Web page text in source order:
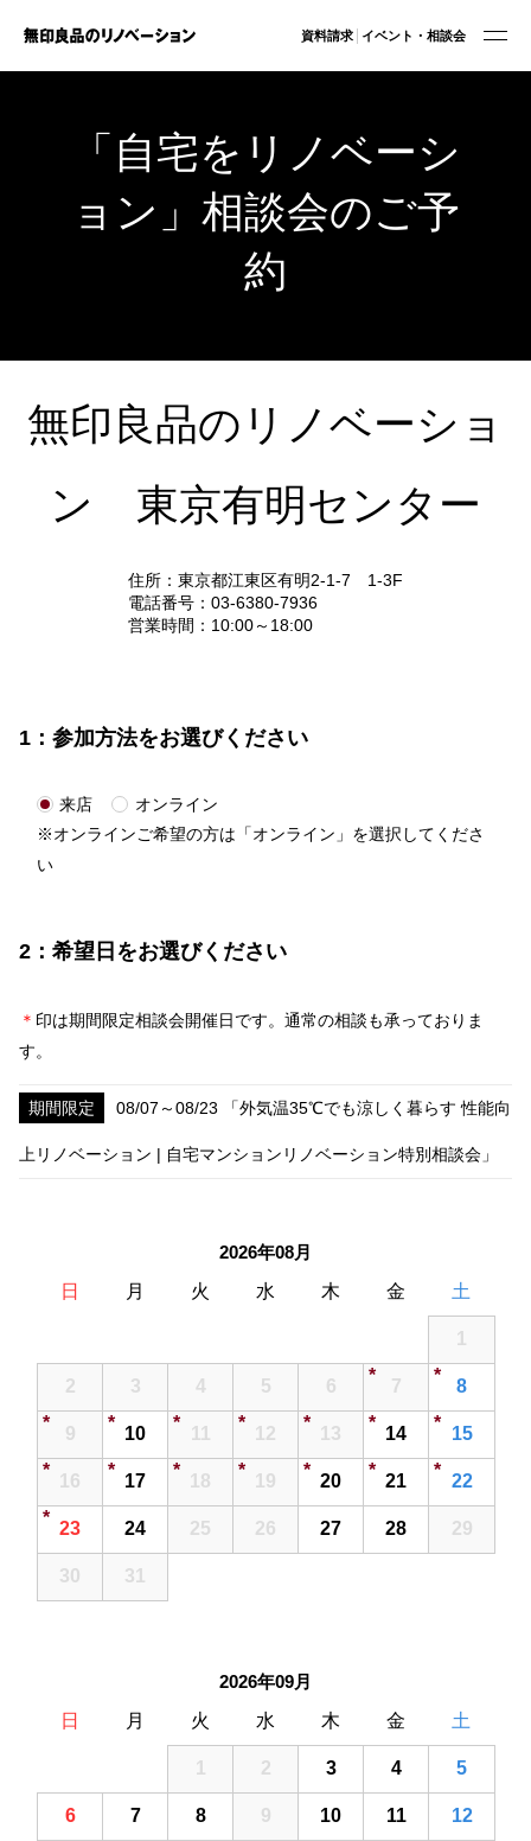
資料請求 イベント・相談会
「自宅をリノベーシ
ョン」相談会のご予
約
無印良品のリノベーショ
ン 東京有明センター
住所：東京都江東区有明2-1-7 1-3F
電話番号：03-6380-7936
営業時間：10:00～18:00
1：参加方法をお選びください
来店
オンライン
※オンラインご希望の方は「オンライン」を選択してくださ
い
2：希望日をお選びください
＊ 印は期間限定相談会開催日です。通常の相談も承っておりま
す。
期間限定 08/07～08/23 「外気温35℃でも涼しく暮らす 性能向
上リノベーション | 自宅マンションリノベーション特別相談会」
2026年08月
日
月 火 水 木 金 土
1
2 3 4 5 6 7 8
9 10 11 12 13 14 15
16 17 18 19 20 21 22
23 24 25 26 27 28 29
30 31
2026年09月
日
月 火 水 木 金 土
1 2 3 4 5
6 7 8 9 10 11 12